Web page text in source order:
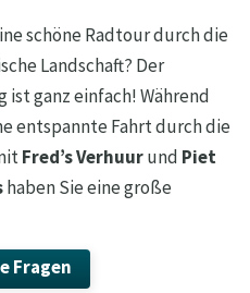
schöne Radtour durch die
Landschaft? Der
ist ganz einfach! Während
entspannte Fahrt durch die
Fred’s Verhuurund Piet
haben Sie eine große
Fragen